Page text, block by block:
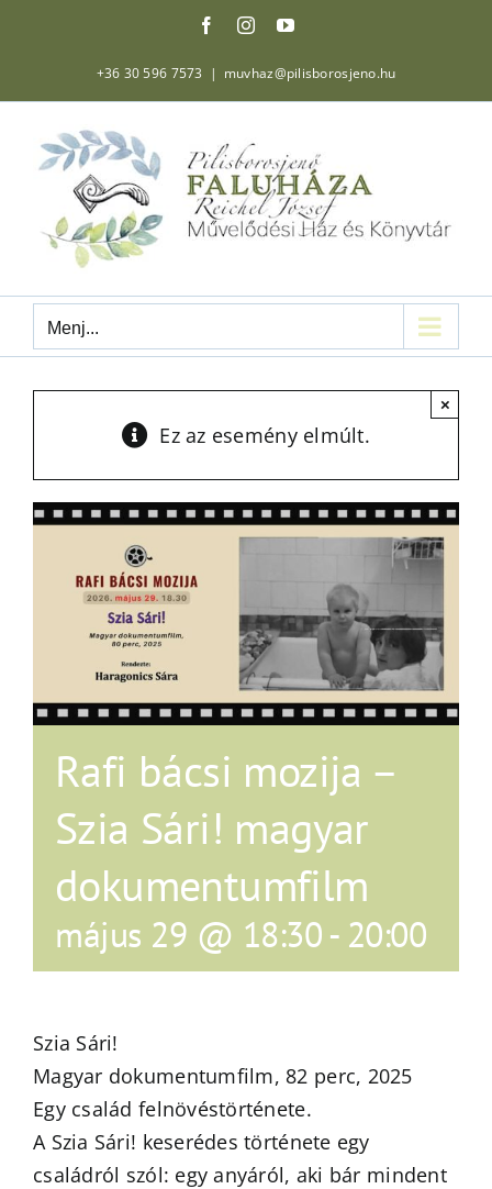
FacebookInstagramYouTube
+36 30 596 7573 | muvhaz@pilisborosjeno.hu
Menj...
Ez az esemény elmúlt.
×
Rafi bácsi mozija –
Szia Sári! magyar
dokumentumfilm
május 29 @ 18:30- 20:00
Szia Sári!
Magyar dokumentumfilm, 82 perc, 2025
Egy család felnövéstörténete.
A Szia Sári! keserédes története egy
családról szól: egy anyáról, aki bár mindent